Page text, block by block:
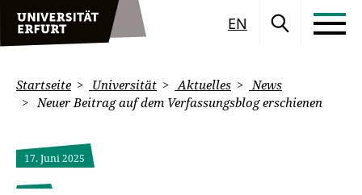
EN
Startseite Universität Aktuelles
News
Neuer Beitrag auf dem Verfassungsblog erschienen
17. Juni 2025